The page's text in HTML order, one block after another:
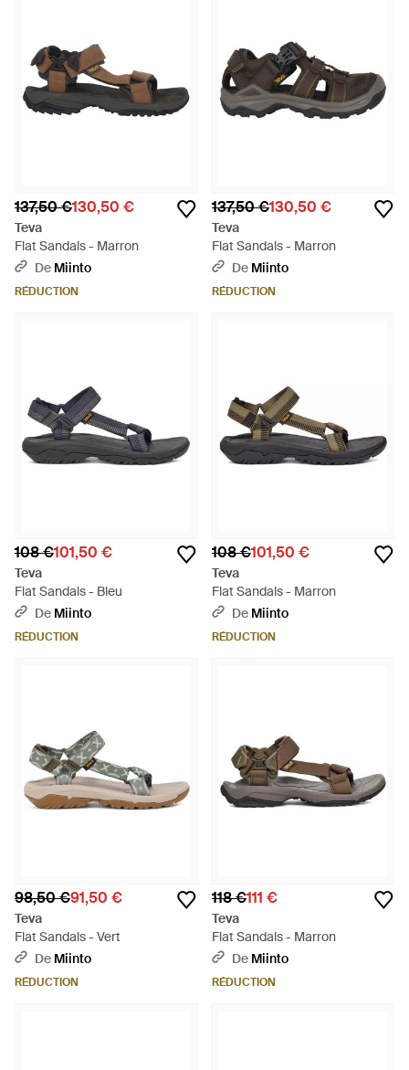
137,50 €130,50 €
Teva
Flat Sandals - Marron
De Miinto
RÉDUCTION
137,50 €130,50 €
Teva
Flat Sandals - Marron
De Miinto
RÉDUCTION
108 €101,50 €
Teva
Flat Sandals - Bleu
De Miinto
RÉDUCTION
108 €101,50 €
Teva
Flat Sandals - Marron
De Miinto
RÉDUCTION
98,50 €91,50 €
Teva
Flat Sandals - Vert
De Miinto
RÉDUCTION
118 €111 €
Teva
Flat Sandals - Marron
De Miinto
RÉDUCTION